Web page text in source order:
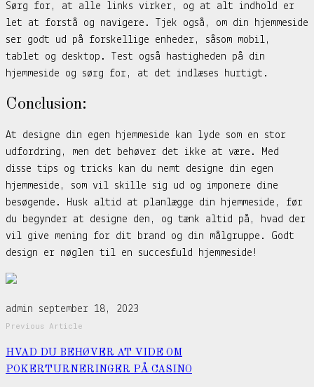
Sørg for, at alle links virker, og at alt indhold er
let at forstå og navigere. Tjek også, om din hjemmeside
ser godt ud på forskellige enheder, såsom mobil,
tablet og desktop. Test også hastigheden på din
hjemmeside og sørg for, at det indlæses hurtigt.
Conclusion:
At designe din egen hjemmeside kan lyde som en stor
udfordring, men det behøver det ikke at være. Med
disse tips og tricks kan du nemt designe din egen
hjemmeside, som vil skille sig ud og imponere dine
besøgende. Husk altid at planlægge din hjemmeside, før
du begynder at designe den, og tænk altid på, hvad der
vil give mening for dit brand og din målgruppe. Godt
design er nøglen til en succesfuld hjemmeside!
admin september 18, 2023
Previous Article
HVAD DU BEHØVER AT VIDE OM
POKERTURNERINGER PÅ CASINO